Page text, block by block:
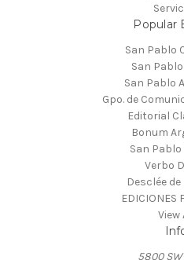
Popular
San Pablo
San
San Pablo
Gpo. de
Editorial
Bonum
San
Verbo
Desclée
EDICIONES
View
5800